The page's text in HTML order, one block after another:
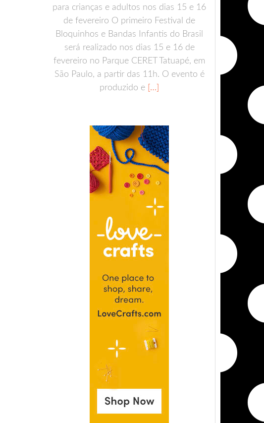
para crianças e adultos nos dias 15 e 16
de fevereiro O primeiro Festival de
Bloquinhos e Bandas Infantis do Brasil
será realizado nos dias 15 e 16 de
fevereiro no Parque CERET Tatuapé, em
São Paulo, a partir das 11h. O evento é
produzido e […]